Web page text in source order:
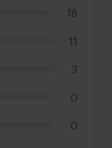
18
11
3
0
0